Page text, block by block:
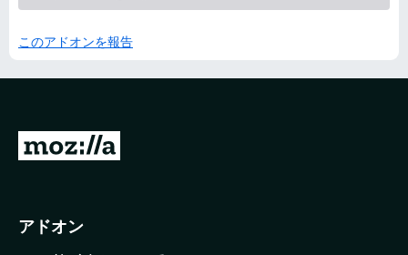
このアドオンを報告
M
i
アドオン